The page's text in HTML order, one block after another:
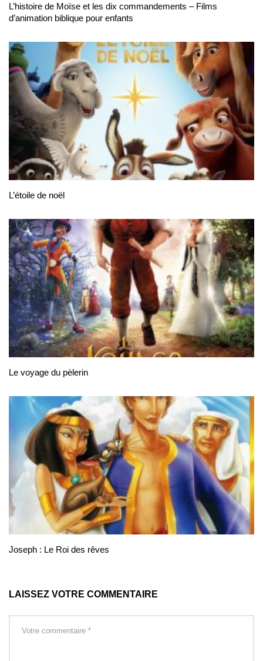
L’histoire de Moïse et les dix commandements – Films
d’animation biblique pour enfants
L’étoile de noël
Le voyage du pèlerin
Joseph : Le Roi des rêves
LAISSEZ VOTRE COMMENTAIRE